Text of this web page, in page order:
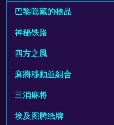
巴黎隐藏的物品
神秘铁路
四方之風
麻將移動並組合
三消麻将
埃及图腾纸牌